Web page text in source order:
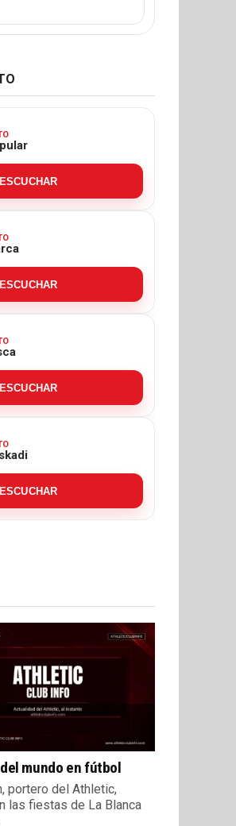
mundo en fútbol
portero del Athletic,
las fiestas de La Blanca